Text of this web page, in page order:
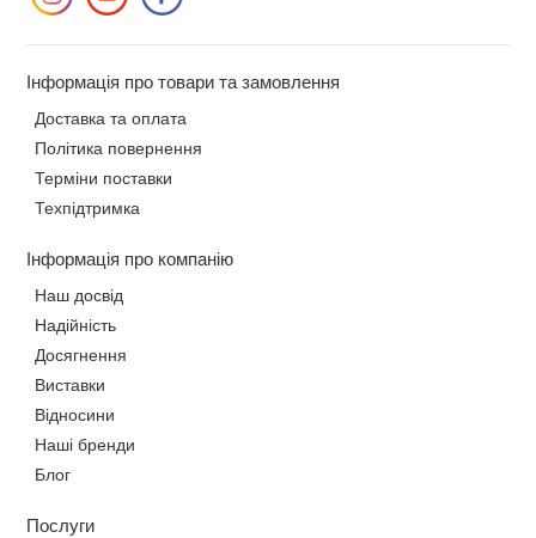
Інформація про товари та замовлення
Доставка та оплата
Політика повернення
Терміни поставки
Техпідтримка
Інформація про компанію
Наш досвід
Надійність
Досягнення
Виставки
Відносини
Наші бренди
Блог
Послуги